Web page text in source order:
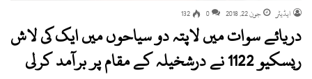
ایڈیٹر جون 22, 2018 0
132
دریائے سوات میں لاپتہ دو سیاحوں میں ایک کی لاش
ریسکیو 1122 نے درشخیلہ کے مقام پر برآمد کرلی